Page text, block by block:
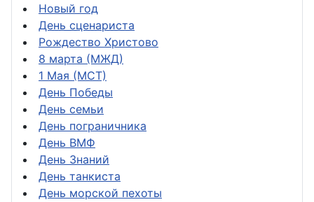
Новый год
День сценариста
Рождество Христово
8 марта (МЖД)
1 Мая (МСТ)
День Победы
День семьи
День пограничника
День ВМФ
День Знаний
День танкиста
День морской пехоты